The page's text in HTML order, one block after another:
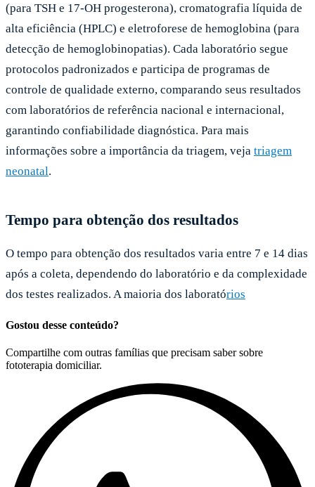
(para TSH e 17-OH progesterona), cromatografia líquida de
alta eficiência (HPLC) e eletroforese de hemoglobina (para
detecção de hemoglobinopatias). Cada laboratório segue
protocolos padronizados e participa de programas de
controle de qualidade externo, comparando seus resultados
com laboratórios de referência nacional e internacional,
garantindo confiabilidade diagnóstica. Para mais
informações sobre a importância da triagem, veja triagem
neonatal.
Tempo para obtenção dos resultados
O tempo para obtenção dos resultados varia entre 7 e 14 dias
após a coleta, dependendo do laboratório e da complexidade
dos testes realizados. A maioria dos laboratórios
Gostou desse conteúdo?
Compartilhe com outras famílias que precisam saber sobre
fototerapia domiciliar.